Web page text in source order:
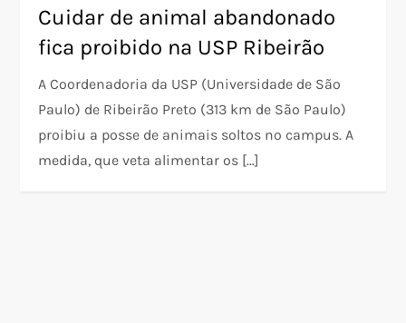
Cuidar de animal abandonado
fica proibido na USP Ribeirão
A Coordenadoria da USP (Universidade de São
Paulo) de Ribeirão Preto (313 km de São Paulo)
proibiu a posse de animais soltos no campus. A
medida, que veta alimentar os […]